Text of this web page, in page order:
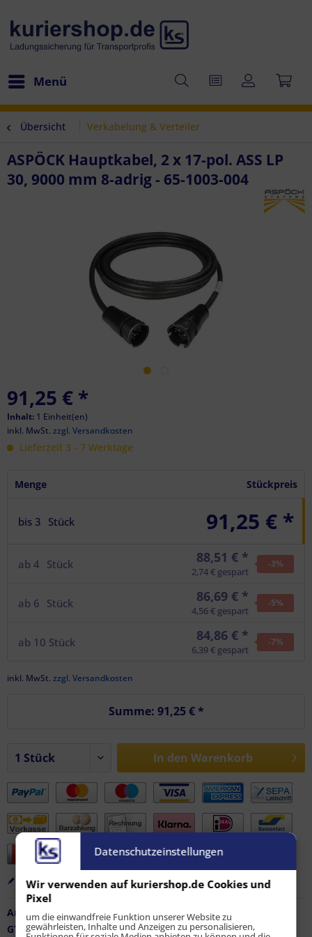
Menü
Übersicht Verkabelung & Verteiler
ASPÖCK Hauptkabel, 2 x 17-pol. ASS LP
30, 9000 mm 8-adrig - 65-1003-004
91,25 € *
Inhalt: 1 Einheit(en)
inkl. MwSt. zzgl. Versandkosten
Lieferzeit 3 - 7 Werktage
Menge Stückpreis
bis 3 Stück 91,25 € *
ab 4 Stück 88,51 € *
2,74 € gespart
-3%
ab 6 Stück 86,69 € *
4,56 € gespart
-5%
ab 10 Stück 84,86 € *
6,39 € gespart
-7%
inkl. MwSt. zzgl. Versandkosten
Summe: 91,25 €*
In den Warenkorb
Merken Bewerten Empfehlen
Artikel-Nr.:
FZ-AF-12176
GTIN / EAN:
9010486076377
Datenschutzeinstellungen
Wir verwenden auf kuriershop.de Cookies und
Pixel
um die einwandfreie Funktion unserer Website zu
gewährleisten, Inhalte und Anzeigen zu personalisieren,